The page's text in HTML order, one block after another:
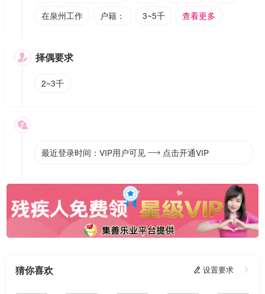
在泉州工作
户籍： 3~5千 查看更多
 择偶要求
2~3千

最近登录时间：VIP用户可见  点击开通VIP
猜你喜欢  设置要求 